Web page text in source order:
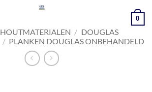
0
HOUTMATERIALEN / DOUGLAS
/ PLANKEN DOUGLAS ONBEHANDELD